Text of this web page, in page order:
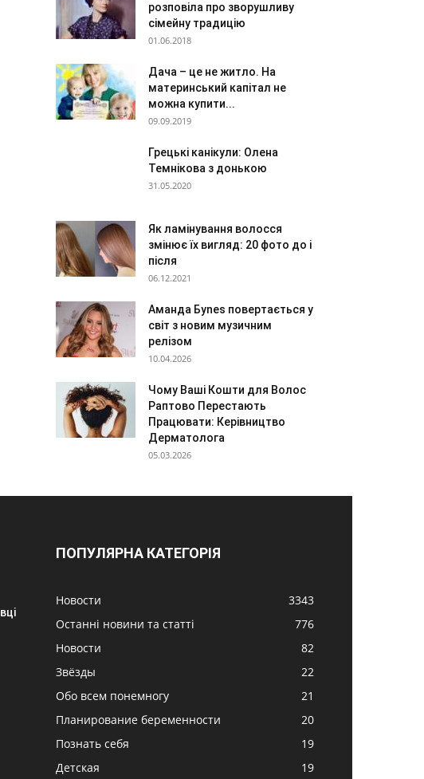
розповіла про зворушливу
сімейну традицію
01.06.2018
Дача – це не житло. На
материнський капітал не
можна купити...
09.09.2019
Грецькі канікули: Олена
Темнікова з донькою
31.05.2020
Як ламінування волосся
змінює їх вигляд: 20 фото до і
після
06.12.2021
Аманда Бynes повертається у
світ з новим музичним
релізом
10.04.2026
Чому Ваші Кошти для Волос
Раптово Перестають
Працювати: Керівництво
Дерматолога
05.03.2026
ПОПУЛЯРНА КАТЕГОРІЯ
Новости
3343
Останні новини та статті
776
Новости
82
Звёзды
22
Обо всем понемногу
21
Планирование беременности
20
Познать себя
19
Детская
19